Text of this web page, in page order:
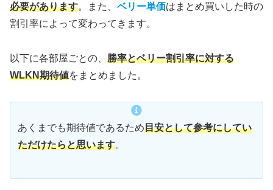
必要があります。また、 ベリー単価はまとめ買いした時の
割引率によって変わってきます。
以下に各部屋ごとの、 勝率とベリー割引率に対する
WLKN期待値をまとめました。
あくまでも期待値であるため目安として参考にしてい
ただけたらと思います。